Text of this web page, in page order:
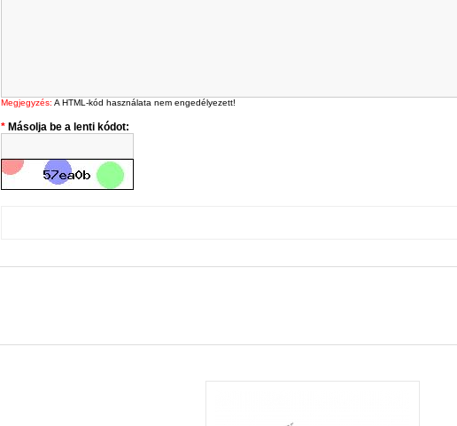
Megjegyzés: A HTML-kód használata nem engedélyezett!
Másolja be a lenti kódot: